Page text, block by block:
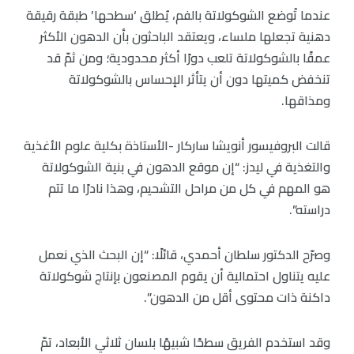
عندما تُوضع الشوكولاتة بالفم، يُطلق ‘سطحها’ طبقة رقيقة
دهنية تجعلها ملساء، ويعتقد الباحثون بأن الدهون الأكثر
عمقًا بالشوكولاتة تلعب دورًا أكثر محدودية؛ ومن ثمّ قد
تنخفض كميتها دون أن يتأثر الإحساس بالشوكولاتة
ومذاقها.
قالت البروفيسور أنويشا ساركار -الأستاذة بكلية علوم الأغذية
والتغذية في ليدز: “إن موقع الدهون في بنية الشوكولاتة
هو المهم في كل من مراحل التشحيم، وهذا نادرًا ما تتم
دراسته”.
وصرّح الدكتور سلطان أحمدي، قائلًا: “إن البحث الذي نعمل
عليه يتناول احتمالية أن يقوم المصنعون بإنتاج شوكولاتة
داكنة ذات محتوى أقل من الدهون”.
وقد استخدم الفريق سطحًا شبيهًا بلسان ثلاثي الأبعاد، تمّ